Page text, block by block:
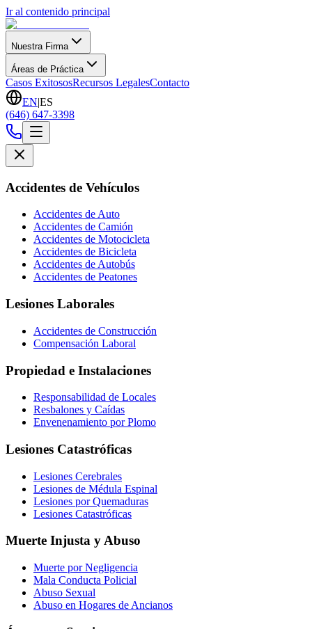
Ir al contenido principal
Nuestra Firma
Áreas de Práctica
Casos ExitososRecursos LegalesContacto
EN|ES
(646) 647-3398
Accidentes de Vehículos
Accidentes de Auto
Accidentes de Camión
Accidentes de Motocicleta
Accidentes de Bicicleta
Accidentes de Autobús
Accidentes de Peatones
Lesiones Laborales
Accidentes de Construcción
Compensación Laboral
Propiedad e Instalaciones
Responsabilidad de Locales
Resbalones y Caídas
Envenenamiento por Plomo
Lesiones Catastróficas
Lesiones Cerebrales
Lesiones de Médula Espinal
Lesiones por Quemaduras
Lesiones Catastróficas
Muerte Injusta y Abuso
Muerte por Negligencia
Mala Conducta Policial
Abuso Sexual
Abuso en Hogares de Ancianos